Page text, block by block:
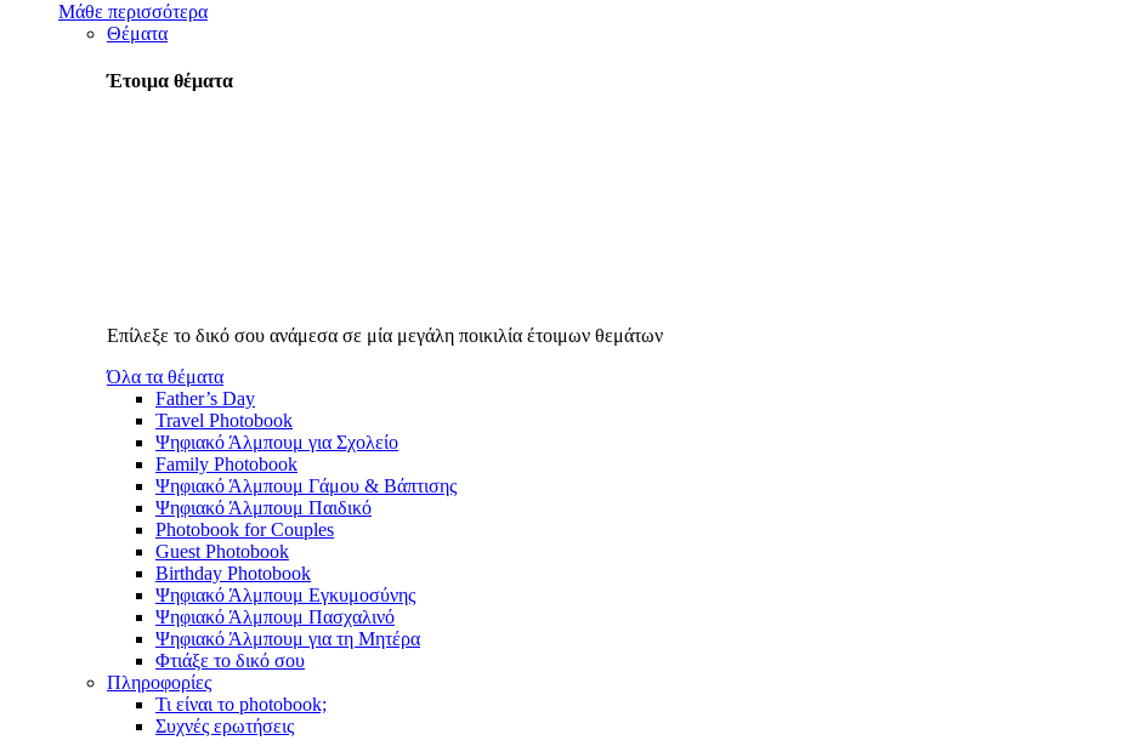
Μάθε περισσότερα
Θέματα
Έτοιμα θέματα
Επίλεξε το δικό σου ανάμεσα σε μία μεγάλη ποικιλία έτοιμων θεμάτων
Όλα τα θέματα
Father’s Day
Travel Photobook
Ψηφιακό Άλμπουμ για Σχολείο
Family Photobook
Ψηφιακό Άλμπουμ Γάμου & Βάπτισης
Ψηφιακό Άλμπουμ Παιδικό
Photobook for Couples
Guest Photobook
Birthday Photobook
Ψηφιακό Άλμπουμ Εγκυμοσύνης
Ψηφιακό Άλμπουμ Πασχαλινό
Ψηφιακό Άλμπουμ για τη Μητέρα
Φτιάξε το δικό σου
Πληροφορίες
Τι είναι το photobook;
Συχνές ερωτήσεις